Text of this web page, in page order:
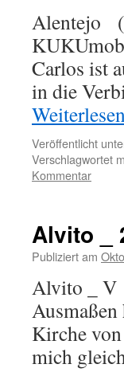
Alentejo
Carlos ist
in die
Veröffentlicht
Verschlagwortet
Kommentar
Alvito _
Publiziert am
Alvito _ V
Kirche
mich